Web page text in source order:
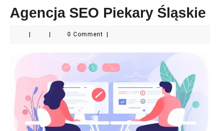
Agencja SEO Piekary Śląskie
0 Comment